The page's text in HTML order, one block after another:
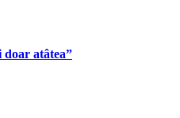
atâtea”